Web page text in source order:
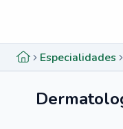
Especialidades